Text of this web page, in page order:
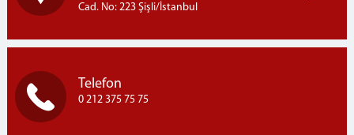
Adliye Sağlık Hizmetleri
Savcılık Ön Bürosu
Çalışma Esasları
Cad. No: 223 Şişli/İstanbul
Telefon
0 212 375 75 75